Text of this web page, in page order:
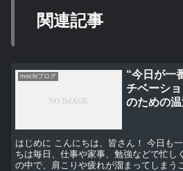
関連記事
mochiブログ
“今日が一
チベーシ
のための
はじめに こんにちは、皆さん！ 今日も
ちは毎日、仕事や家事、勉強などで忙し
の中で、肩こりや疲れが溜まってしまう